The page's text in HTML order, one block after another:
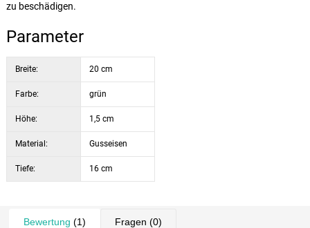
zu beschädigen.
Parameter
Breite: 20 cm
Farbe: grün
Höhe: 1,5 cm
Material: Gusseisen
Tiefe: 16 cm
Bewertung (1) Fragen (0)